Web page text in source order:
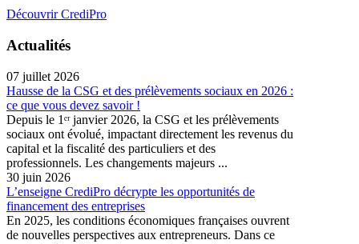
Découvrir CrediPro
Actualités
07 juillet 2026
Hausse de la CSG et des prélèvements sociaux en 2026 :
ce que vous devez savoir !
Depuis le 1ᵉʳ janvier 2026, la CSG et les prélèvements
sociaux ont évolué, impactant directement les revenus du
capital et la fiscalité des particuliers et des
professionnels. Les changements majeurs ...
30 juin 2026
L’enseigne CrediPro décrypte les opportunités de
financement des entreprises
En 2025, les conditions économiques françaises ouvrent
de nouvelles perspectives aux entrepreneurs. Dans ce